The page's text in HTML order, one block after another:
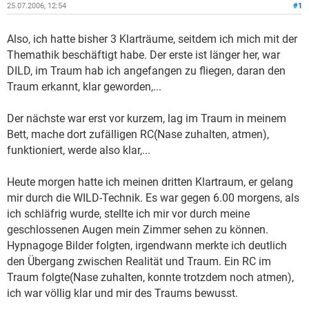
#1
25.07.2006, 12:54
Also, ich hatte bisher 3 Klarträume, seitdem ich mich mit der
Themathik beschäftigt habe. Der erste ist länger her, war
DILD, im Traum hab ich angefangen zu fliegen, daran den
Traum erkannt, klar geworden,...
Der nächste war erst vor kurzem, lag im Traum in meinem
Bett, mache dort zufälligen RC(Nase zuhalten, atmen),
funktioniert, werde also klar,...
Heute morgen hatte ich meinen dritten Klartraum, er gelang
mir durch die WILD-Technik. Es war gegen 6.00 morgens, als
ich schläfrig wurde, stellte ich mir vor durch meine
geschlossenen Augen mein Zimmer sehen zu können.
Hypnagoge Bilder folgten, irgendwann merkte ich deutlich
den Übergang zwischen Realität und Traum. Ein RC im
Traum folgte(Nase zuhalten, konnte trotzdem noch atmen),
ich war völlig klar und mir des Traums bewusst.